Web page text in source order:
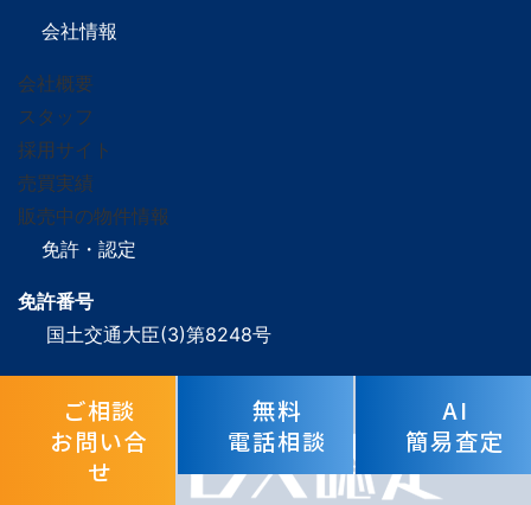
料は徴しておりません。
（4）ご本人確認
開示等にあたってはご本人確認のため運転免許証、パ
スポートなどの写真付き身分証明書の写しをご送付願
います。 また代理人によるご連絡の場合には代理関
係を証明する書類を共に送付願います。
（5）回答方法
原則として書面により回答いたします。
8．苦情の受付窓口
7(2)に同じです。なお当社の所属する認定個人情報保
会社情報
会社概要
スタッフ
採用サイト
売買実績
販売中の物件情報
免許・認定
免許番号
国土交通大臣(3)第8248号
DX認定取得済
ご相談
お問い合
せ
無料
電話相談
AI
簡易査定